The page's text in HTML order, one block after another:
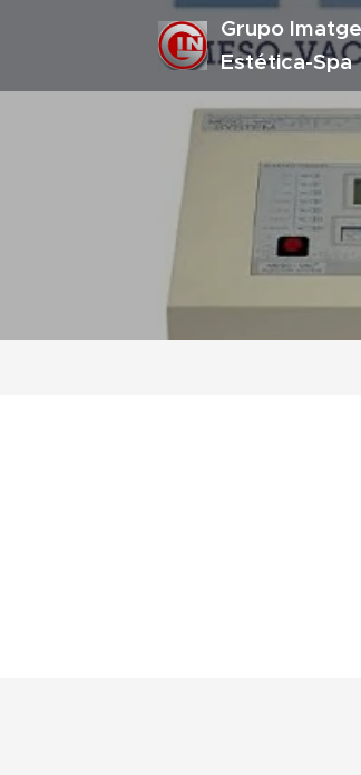
Grupo
Estética-Spa